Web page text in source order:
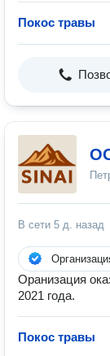
Покос травы
В сети 5 д. назад
Оранизация
2021 года.
Покос травы